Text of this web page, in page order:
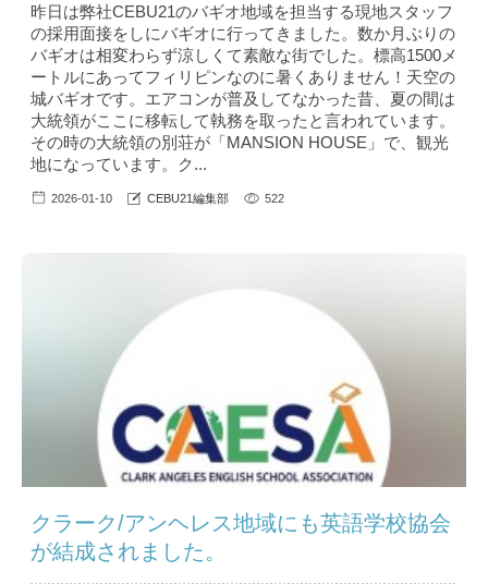
昨日は弊社CEBU21のバギオ地域を担当する現地スタッフ
の採用面接をしにバギオに行ってきました。数か月ぶりの
バギオは相変わらず涼しくて素敵な街でした。標高1500メ
ートルにあってフィリピンなのに暑くありません！天空の
城バギオです。エアコンが普及してなかった昔、夏の間は
大統領がここに移転して執務を取ったと言われています。
その時の大統領の別荘が「MANSION HOUSE」で、観光
地になっています。ク...
2026-01-10 CEBU21編集部 522
クラーク/アンヘレス地域にも英語学校協会
が結成されました。